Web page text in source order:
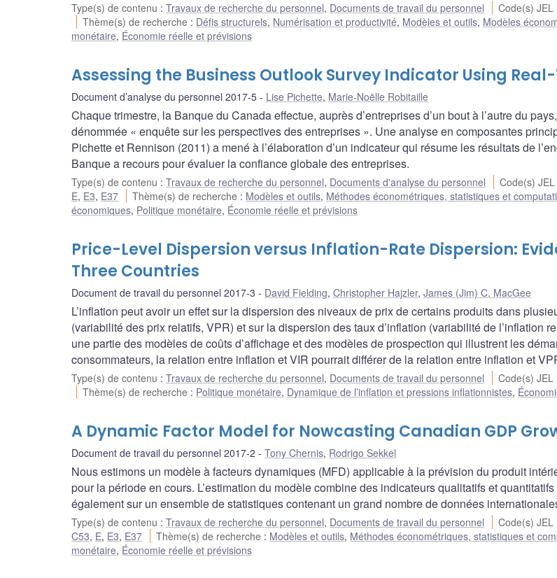
Type(s) de contenu : Travaux de recherche du personnel, Documents de travail du personnel Code(s) JEL
Thème(s) de recherche : Défis structurels, Numérisation et productivité, Modèles et outils, Modèles
monétaire, Économie réelle et prévisions
Assessing the Business Outlook Survey Indicator Using
Document d’analyse du personnel 2017-5 Lise Pichette, Marie-Noëlle Robitaille
Chaque trimestre, la Banque du Canada effectue, auprès d’entreprises d’un bout à l’autre du
dénommée « enquête sur les perspectives des entreprises ». Une analyse en composantes
Pichette et Rennison (2011) a mené à l’élaboration d’un indicateur qui résume les résultats de
Banque a recours pour évaluer la confiance globale des entreprises.
Type(s) de contenu : Travaux de recherche du personnel, Documents d'analyse du personnel Code(s) JEL
E, E3, E37 Thème(s) de recherche : Modèles et outils, Méthodes économétriques, statistiques et
économiques, Politique monétaire, Économie réelle et prévisions
Price-Level Dispersion versus Inflation-Rate Dispersion:
Three Countries
Document de travail du personnel 2017-3 David Fielding, Christopher Hajzler, James (Jim) C. MacGee
L’inflation peut avoir un effet sur la dispersion des niveaux de prix de certains produits dans
(variabilité des prix relatifs, VPR) et sur la dispersion des taux d’inflation (variabilité de l’inflation
une partie des modèles de coûts d’affichage et des modèles de prospection qui illustrent les
consommateurs, la relation entre inflation et VIR pourrait différer de la relation entre inflation et
Type(s) de contenu : Travaux de recherche du personnel, Documents de travail du personnel Code(s) JEL
Thème(s) de recherche : Politique monétaire, Dynamique de l’inflation et pressions inflationnistes,
A Dynamic Factor Model for Nowcasting Canadian GDP
Document de travail du personnel 2017-2 Tony Chernis, Rodrigo Sekkel
Nous estimons un modèle à facteurs dynamiques (MFD) applicable à la prévision du produit
pour la période en cours. L’estimation du modèle combine des indicateurs qualitatifs et quantitatifs
également sur un ensemble de statistiques contenant un grand nombre de données
Type(s) de contenu : Travaux de recherche du personnel, Documents de travail du personnel Code(s) JEL
C53, E, E3, E37 Thème(s) de recherche : Modèles et outils, Méthodes économétriques, statistiques et
monétaire, Économie réelle et prévisions